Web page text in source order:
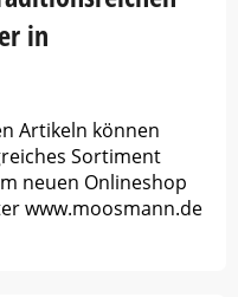
in
Artikeln können
Sortiment
neuen Onlineshop
www.moosmann.de